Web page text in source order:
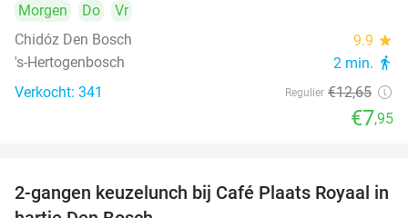
Morgen Do
Vr
Chidóz Den Bosch
9.9 star
's-Hertogenbosch 2 min. directions_walk
Verkocht: 341 Regulier €12,65
€7,95
36%
2-gangen keuzelunch bij Café Plaats Royaal in